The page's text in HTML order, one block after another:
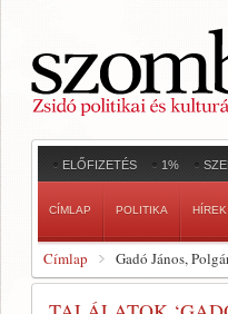
ELŐFIZETÉS 1%
CÍMLAP POLITIKA HÍREK
Címlap Gadó János,